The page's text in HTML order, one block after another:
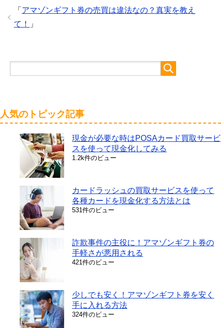
「 アマゾンギフト券の売買は違法なの？真実を教え
て！
」
人気のトピック記事
現金が必要な時はPOSAカード買取サービ
スを使って現金化してみる
1.2k件のビュー
カードラッシュの買取サービスを使って
各種カードを現金化する方法とは
531件のビュー
詐欺事件の主役に！アマゾンギフト券の
手軽さが悪用される
421件のビュー
少しでも安く！アマゾンギフト券を安く
手に入れる方法
324件のビュー